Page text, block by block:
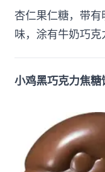
杏仁果仁糖，带
味，涂有牛奶巧克
小鸡黑巧克力焦糖